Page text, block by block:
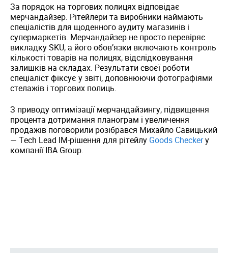
За порядок на торгових полицях відповідає
мерчандайзер. Рітейлери та виробники наймають
спеціалістів для щоденного аудиту магазинів і
супермаркетів. Мерчандайзер не просто перевіряє
викладку SKU, а його обов’язки включають контроль
кількості товарів на полицях, відслідковування
залишків на складах. Результати своєї роботи
спеціаліст фіксує у звіті, доповнюючи фотографіями
стелажів і торгових полиць.
З приводу оптимізації мерчандайзингу, підвищення
процента дотримання планограм і увеличення
продажів поговорили розібрався Михайло Савицький
— Tech Lead ІМ-рішення для рітейлу Goods Checkerу
компанії IBA Group.